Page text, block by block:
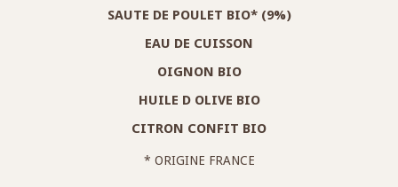
SAUTE DE POULET BIO* (9%)
EAU DE CUISSON
OIGNON BIO
HUILE D OLIVE BIO
CITRON CONFIT BIO
* ORIGINE FRANCE